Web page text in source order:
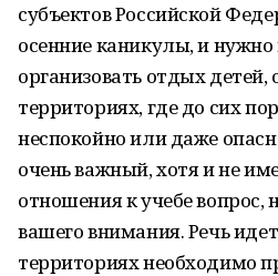
субъектов Российской
осенние каникулы, и
организовать отдых детей,
территориях, где до сих
неспокойно или даже
очень важный, хотя и не
отношения к учебе
вашего внимания. Речь
территориях необходимо